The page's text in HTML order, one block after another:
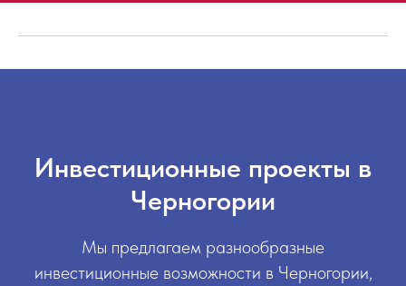
Инвестиционные проекты в
Черногории
Мы предлагаем разнообразные
инвестиционные возможности в Черногории,